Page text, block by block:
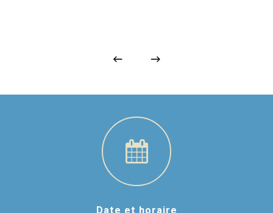
Date et horaire